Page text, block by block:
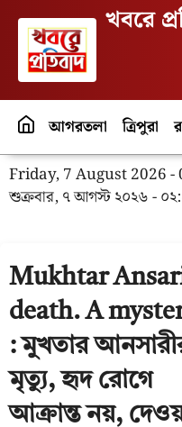
খবরে
আগরতলা ত্রিপুরা
Friday, 7 August 2026 -
শুক্রবার, ৭ আগস্ট ২০২৬ -
Mukhtar
death. A
: মুখতার
মৃত্যু, হৃদ রোগে
আক্রান্ত নয়,